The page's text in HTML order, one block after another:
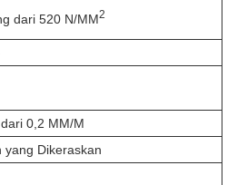
dari 520 N/MM2
0,2 MM/M
yang Dikeraskan